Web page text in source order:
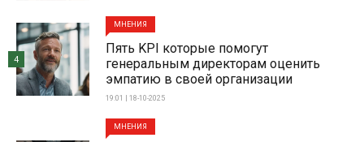
МНЕНИЯ
Пять KPI которые помогут
генеральным директорам оценить
эмпатию в своей организации
19:01 | 18-10-2025
4
МНЕНИЯ